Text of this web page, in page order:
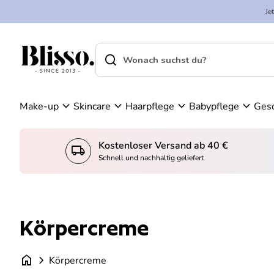
Startseite
K
W
en
ko
se
shopping_cart
Startseite
Suche"
search
Make-up expand_more Skincare expand_more Haarpflege expand_more Babypflege expand_more
local_shipping Kostenloser Versand ab 40 €
Schnell und nachhaltig geliefert
Körpercreme
home chevron_right Körpercreme